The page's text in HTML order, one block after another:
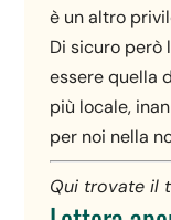
è un altro
Di sicuro però
essere quella
più locale,
per noi nella
Qui trovate il